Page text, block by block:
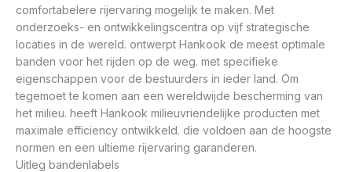
comfortabelere rijervaring mogelijk te maken. Met
onderzoeks- en ontwikkelingscentra op vijf strategische
locaties in de wereld. ontwerpt Hankook de meest optimale
banden voor het rijden op de weg. met specifieke
eigenschappen voor de bestuurders in ieder land. Om
tegemoet te komen aan een wereldwijde bescherming van
het milieu. heeft Hankook milieuvriendelijke producten met
maximale efficiency ontwikkeld. die voldoen aan de hoogste
normen en een ultieme rijervaring garanderen.
Uitleg bandenlabels